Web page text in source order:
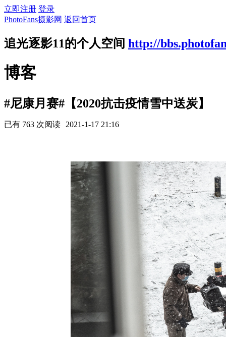
立即注册 登录
PhotoFans摄影网 返回首页
追光逐影11的个人空间 http://
博客
#尼康月赛#【2020抗击疫情雪中送炭】
已有 763 次阅读 2021-1-17 21:16